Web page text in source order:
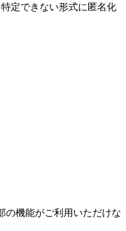
定できない形式に匿名化
の機能がご利用いただけな